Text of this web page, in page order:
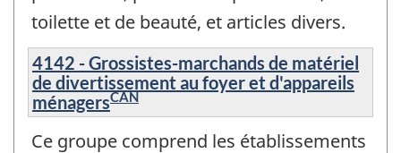
toilette et de beauté, et articles divers.
4142 - Grossistes-marchands de matériel
de divertissement au foyer et d'appareils
ménagersCAN
Ce groupe comprend les établissements